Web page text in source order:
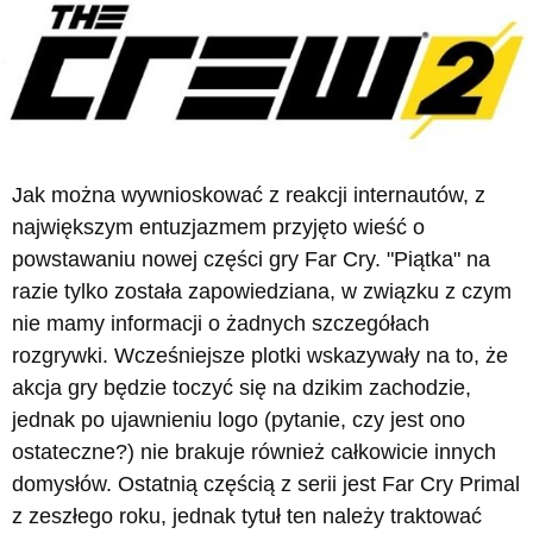
Jak można wywnioskować z reakcji internautów, z
największym entuzjazmem przyjęto wieść o
powstawaniu nowej części gry Far Cry. "Piątka" na
razie tylko została zapowiedziana, w związku z czym
nie mamy informacji o żadnych szczegółach
rozgrywki. Wcześniejsze plotki wskazywały na to, że
akcja gry będzie toczyć się na dzikim zachodzie,
jednak po ujawnieniu logo (pytanie, czy jest ono
ostateczne?) nie brakuje również całkowicie innych
domysłów. Ostatnią częścią z serii jest Far Cry Primal
z zeszłego roku, jednak tytuł ten należy traktować